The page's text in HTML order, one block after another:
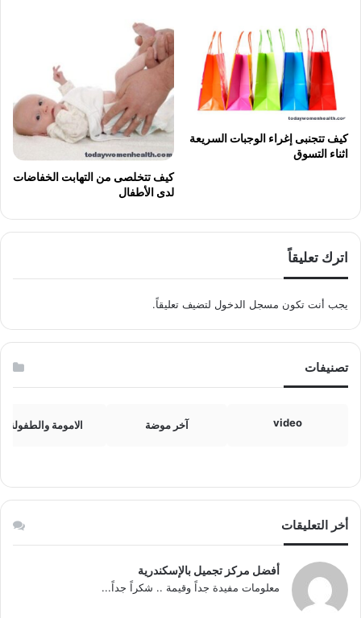
كيف تتجنبى إغراء الوجبات السريعة
اثناء التسوق
كيف تتخلصى من التهابت الخفاضات
لدى الأطفال
اترك تعليقاً
يجب أنت تكون مسجل الدخول لتضيف تعليقاً.
تصنيفات
video آخر موضة الامومة والطفولة
أخر التعليقات
أفضل مركز تجميل بالإسكندرية
معلومات مفيدة جداً وقيمة .. شكراً جداً...